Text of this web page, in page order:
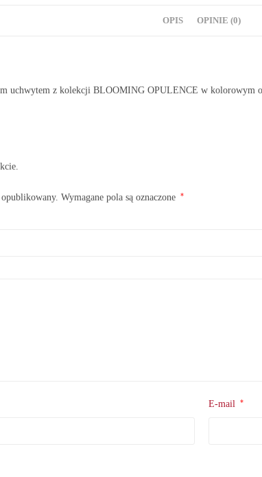
OPIS OPINIE (0)
uchwytem z kolekcji BLOOMING OPULENCE w kolorowym
Wymagane pola są oznaczone *
E-mail *